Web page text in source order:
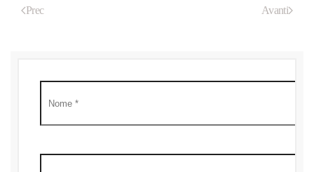
Prec Avanti